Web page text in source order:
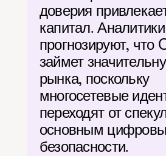
доверия
капитал. Аналитики
прогнозируют, что
займет
рынка, поскольку
многосетевые
переходят от
основным
безопасности.